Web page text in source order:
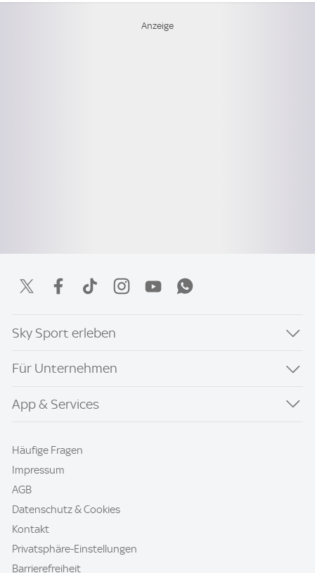
Sky Sport erleben
Für Unternehmen
App & Services
Häufige Fragen
Impressum
AGB
Datenschutz & Cookies
Kontakt
Privatsphäre-Einstellungen
Barrierefreiheit